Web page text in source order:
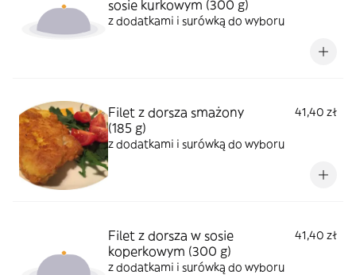
sosie kurkowym (300 g)
z dodatkami i surówką do wyboru
Filet z dorsza smażony
(185 g)
41,40 zł
z dodatkami i surówką do wyboru
Filet z dorsza w sosie
koperkowym (300 g)
41,40 zł
z dodatkami i surówką do wyboru